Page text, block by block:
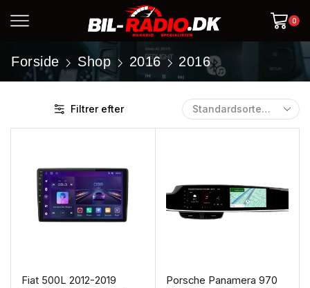
0
Forside Shop 2016 2016
Filtrer efter
Fiat 500L 2012-2019
Porsche Panamera 970